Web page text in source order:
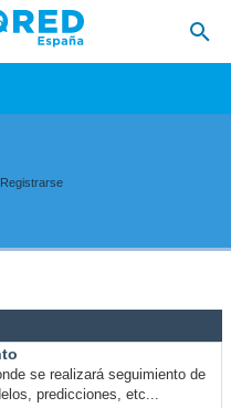
Registrarse
se realizará seguimiento de
predicciones, etc...